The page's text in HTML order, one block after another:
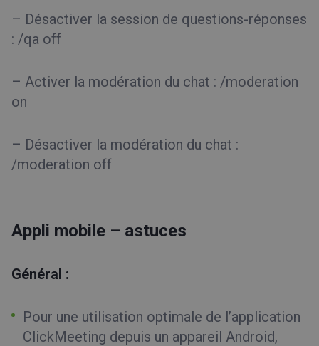
– Désactiver la session de questions-réponses
: /qa off
– Activer la modération du chat : /moderation
on
– Désactiver la modération du chat :
/moderation off
Appli mobile – astuces
Général :
Pour une utilisation optimale de l’application
ClickMeeting depuis un appareil Android,